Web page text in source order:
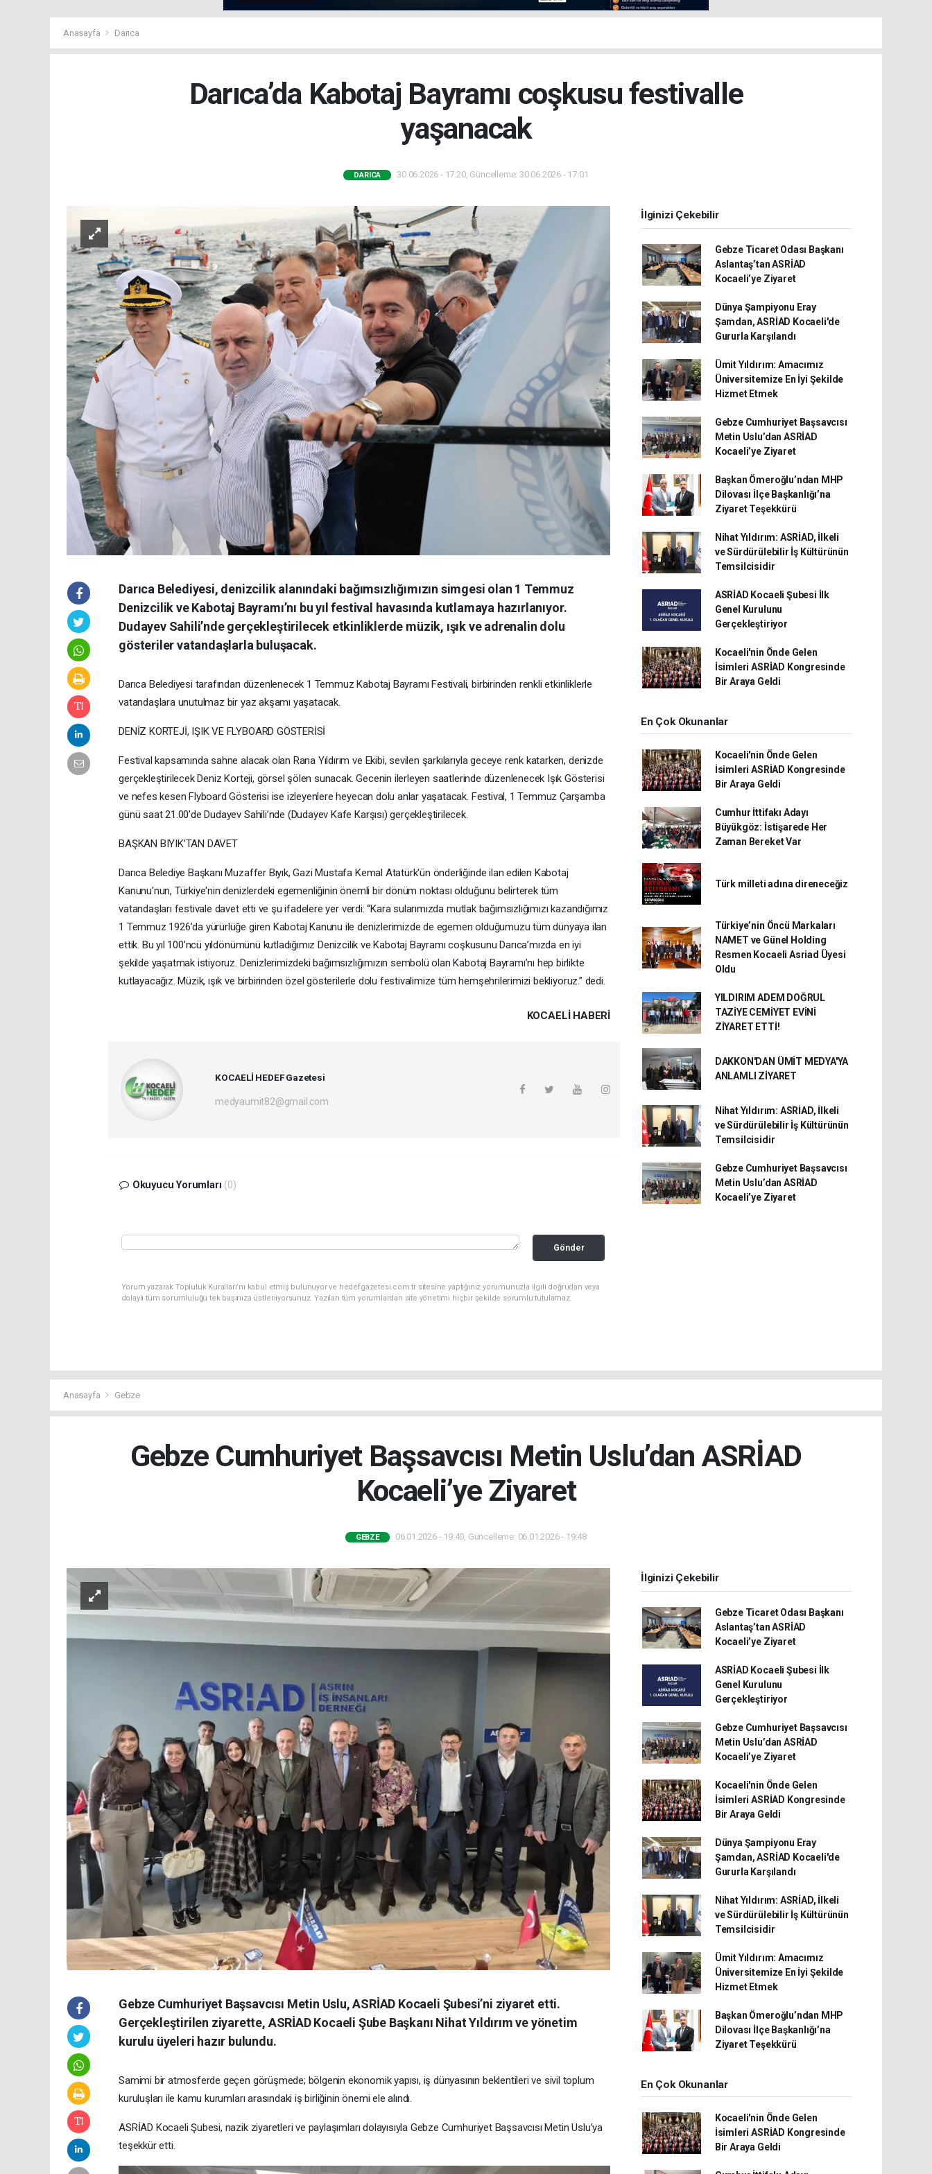
Anasayfa Darıca
Darıca’da Kabotaj Bayramı coşkusu festivalle
yaşanacak
DARICA 30.06.2026 - 17:20, Güncelleme: 30.06.2026 - 17:01
Darıca Belediyesi, denizcilik alanındaki bağımsızlığımızın simgesi olan 1 Temmuz
Denizcilik ve Kabotaj Bayramı’nı bu yıl festival havasında kutlamaya hazırlanıyor.
Dudayev Sahili’nde gerçekleştirilecek etkinliklerde müzik, ışık ve adrenalin dolu
gösteriler vatandaşlarla buluşacak.
Darıca Belediyesi tarafından düzenlenecek 1 Temmuz Kabotaj Bayramı Festivali, birbirinden renkli etkinliklerle
vatandaşlara unutulmaz bir yaz akşamı yaşatacak.
DENİZ KORTEJİ, IŞIK VE FLYBOARD GÖSTERİSİ
Festival kapsamında sahne alacak olan Rana Yıldırım ve Ekibi, sevilen şarkılarıyla geceye renk katarken, denizde
gerçekleştirilecek Deniz Korteji, görsel şölen sunacak. Gecenin ilerleyen saatlerinde düzenlenecek Işık Gösterisi
ve nefes kesen Flyboard Gösterisi ise izleyenlere heyecan dolu anlar yaşatacak. Festival, 1 Temmuz Çarşamba
günü saat 21.00’de Dudayev Sahili’nde (Dudayev Kafe Karşısı) gerçekleştirilecek.
BAŞKAN BIYIK’TAN DAVET
Darıca Belediye Başkanı Muzaffer Bıyık, Gazi Mustafa Kemal Atatürk'ün önderliğinde ilan edilen Kabotaj
Kanunu'nun, Türkiye'nin denizlerdeki egemenliğinin önemli bir dönüm noktası olduğunu belirterek tüm
vatandaşları festivale davet etti ve şu ifadelere yer verdi: “Kara sularımızda mutlak bağımsızlığımızı kazandığımız
1 Temmuz 1926’da yürürlüğe giren Kabotaj Kanunu ile denizlerimizde de egemen olduğumuzu tüm dünyaya ilan
ettik. Bu yıl 100’ncü yıldönümünü kutladığımız Denizcilik ve Kabotaj Bayramı coşkusunu Darıca’mızda en iyi
şekilde yaşatmak istiyoruz. Denizlerimizdeki bağımsızlığımızın sembolü olan Kabotaj Bayramı’nı hep birlikte
kutlayacağız. Müzik, ışık ve birbirinden özel gösterilerle dolu festivalimize tüm hemşehrilerimizi bekliyoruz.” dedi.
KOCAELI HABERİ
KOCAELİ HEDEF Gazetesi
medyaumit82@gmail.com
Okuyucu Yorumları (0)
Gönder
Yorum yazarak Topluluk Kuralları’nı kabul etmiş bulunuyor ve hedefgazetesi.com.tr sitesine yaptığınız yorumunuzla ilgili doğrudan veya
dolaylı tüm sorumluluğu tek başınıza üstleniyorsunuz. Yazılan tüm yorumlardan site yönetimi hiçbir şekilde sorumlu tutulamaz.
İlginizi Çekebilir
Gebze Ticaret Odası Başkanı
Aslantaş’tan ASRİAD
Kocaeli’ye Ziyaret
Dünya Şampiyonu Eray
Şamdan, ASRİAD Kocaeli'de
Gururla Karşılandı
Ümit Yıldırım: Amacımız
Üniversitemize En İyi Şekilde
Hizmet Etmek
Gebze Cumhuriyet Başsavcısı
Metin Uslu’dan ASRİAD
Kocaeli’ye Ziyaret
Başkan Ömeroğlu’ndan MHP
Dilovası İlçe Başkanlığı’na
Ziyaret Teşekkürü
Nihat Yıldırım: ASRİAD, İlkeli
ve Sürdürülebilir İş Kültürünün
Temsilcisidir
ASRİAD Kocaeli Şubesi İlk
Genel Kurulunu
Gerçekleştiriyor
Kocaeli'nin Önde Gelen
İsimleri ASRİAD Kongresinde
Bir Araya Geldi
En Çok Okunanlar
Kocaeli'nin Önde Gelen
İsimleri ASRİAD Kongresinde
Bir Araya Geldi
Cumhur İttifakı Adayı
Büyükgöz: İstişarede Her
Zaman Bereket Var
Türk milleti adına direneceğiz
Türkiye’nin Öncü Markaları
NAMET ve Günel Holding
Resmen Kocaeli Asriad Üyesi
Oldu
YILDIRIM ADEM DOĞRUL
TAZİYE CEMİYET EVİNİ
ZİYARET ETTİ!
DAKKON'DAN ÜMİT MEDYA'YA
ANLAMLI ZİYARET
Nihat Yıldırım: ASRİAD, İlkeli
ve Sürdürülebilir İş Kültürünün
Temsilcisidir
Gebze Cumhuriyet Başsavcısı
Metin Uslu’dan ASRİAD
Kocaeli’ye Ziyaret
Anasayfa Gebze
Gebze Cumhuriyet Başsavcısı Metin Uslu’dan ASRİAD
Kocaeli’ye Ziyaret
GEBZE 06.01.2026 - 19:40, Güncelleme: 06.01.2026 - 19:48
Gebze Cumhuriyet Başsavcısı Metin Uslu, ASRİAD Kocaeli Şubesi’ni ziyaret etti.
Gerçekleştirilen ziyarette, ASRİAD Kocaeli Şube Başkanı Nihat Yıldırım ve yönetim
kurulu üyeleri hazır bulundu.
Samimi bir atmosferde geçen görüşmede; bölgenin ekonomik yapısı, iş dünyasının beklentileri ve sivil toplum
kuruluşları ile kamu kurumları arasındaki iş birliğinin önemi ele alındı.
ASRİAD Kocaeli Şubesi, nazik ziyaretleri ve paylaşımları dolayısıyla Gebze Cumhuriyet Başsavcısı Metin Uslu’ya
teşekkür etti.
İlginizi Çekebilir
Gebze Ticaret Odası Başkanı
Aslantaş’tan ASRİAD
Kocaeli’ye Ziyaret
ASRİAD Kocaeli Şubesi İlk
Genel Kurulunu
Gerçekleştiriyor
Gebze Cumhuriyet Başsavcısı
Metin Uslu’dan ASRİAD
Kocaeli’ye Ziyaret
Kocaeli'nin Önde Gelen
İsimleri ASRİAD Kongresinde
Bir Araya Geldi
Dünya Şampiyonu Eray
Şamdan, ASRİAD Kocaeli'de
Gururla Karşılandı
Nihat Yıldırım: ASRİAD, İlkeli
ve Sürdürülebilir İş Kültürünün
Temsilcisidir
Ümit Yıldırım: Amacımız
Üniversitemize En İyi Şekilde
Hizmet Etmek
Başkan Ömeroğlu’ndan MHP
Dilovası İlçe Başkanlığı’na
Ziyaret Teşekkürü
En Çok Okunanlar
Kocaeli'nin Önde Gelen
İsimleri ASRİAD Kongresinde
Bir Araya Geldi